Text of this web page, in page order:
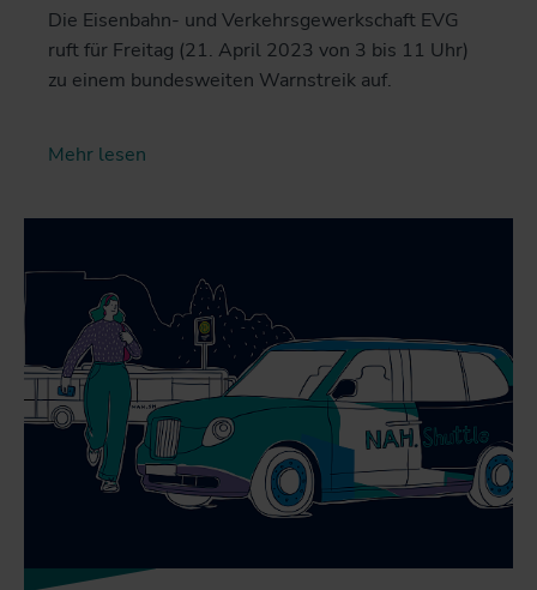
Die Eisenbahn- und Verkehrsgewerkschaft EVG
ruft für Freitag (21. April 2023 von 3 bis 11 Uhr)
zu einem bundesweiten Warnstreik auf.
Mehr lesen